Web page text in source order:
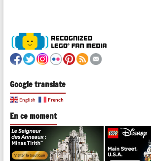
Google translate
English French
En ce moment